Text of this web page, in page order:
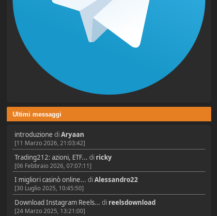
Ultimi messaggi
introduzione diAryaan
[11 Marzo 2026, 21:03:42]
Trading212: azioni, ETF... di ricky
[06 Febbraio 2026, 07:07:11]
I migliori casinò online... diAlessandro22
[30 Luglio 2025, 10:45:50]
Download Instagram Reels... di reelsdownload
[24 Marzo 2025, 13:21:00]